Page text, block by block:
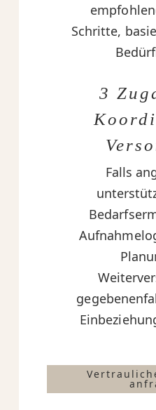
Schritte,
3
Falls